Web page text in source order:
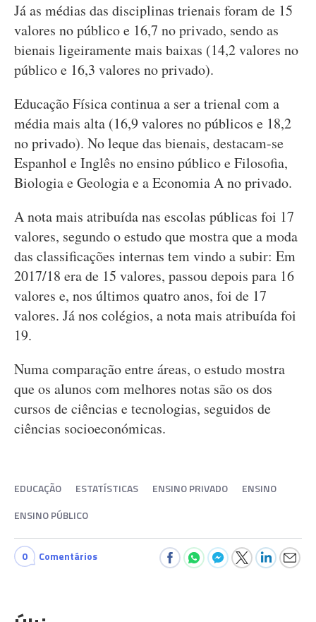
Já as médias das disciplinas trienais foram de 15
valores no público e 16,7 no privado, sendo as
bienais ligeiramente mais baixas (14,2 valores no
público e 16,3 valores no privado).
Educação Física continua a ser a trienal com a
média mais alta (16,9 valores no públicos e 18,2
no privado). No leque das bienais, destacam-se
Espanhol e Inglês no ensino público e Filosofia,
Biologia e Geologia e a Economia A no privado.
A nota mais atribuída nas escolas públicas foi 17
valores, segundo o estudo que mostra que a moda
das classificações internas tem vindo a subir: Em
2017/18 era de 15 valores, passou depois para 16
valores e, nos últimos quatro anos, foi de 17
valores. Já nos colégios, a nota mais atribuída foi
19.
Numa comparação entre áreas, o estudo mostra
que os alunos com melhores notas são os dos
cursos de ciências e tecnologias, seguidos de
ciências socioeconómicas.
EDUCAÇÃO ESTATÍSTICAS ENSINO PRIVADO
ENSINO
ENSINO PÚBLICO
0 Comentários